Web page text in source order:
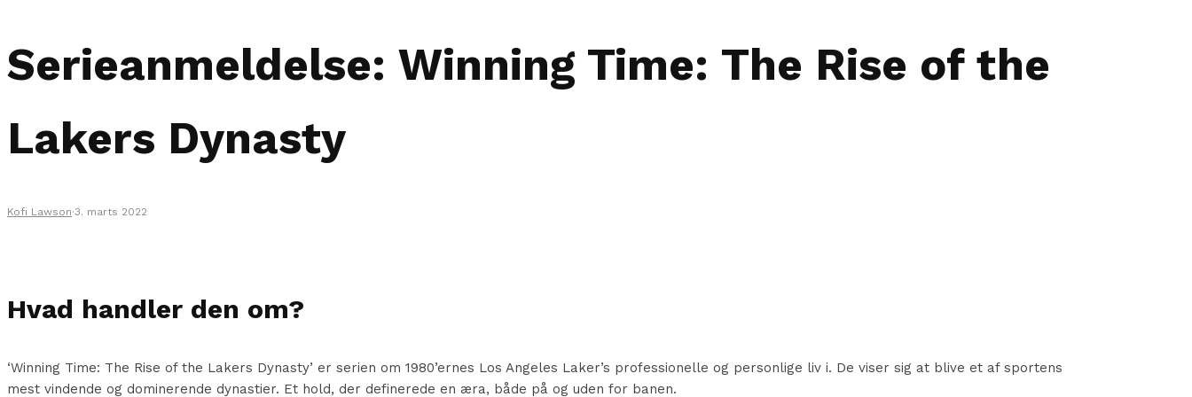
Serieanmeldelse: Winning Time: The Rise of the
Lakers Dynasty
Kofi Lawson·3. marts 2022
Hvad handler den om?
‘Winning Time: The Rise of the Lakers Dynasty’ er serien om 1980’ernes Los Angeles Laker’s professionelle og personlige liv i. De viser sig at blive et af sportens
mest vindende og dominerende dynastier. Et hold, der definerede en æra, både på og uden for banen.